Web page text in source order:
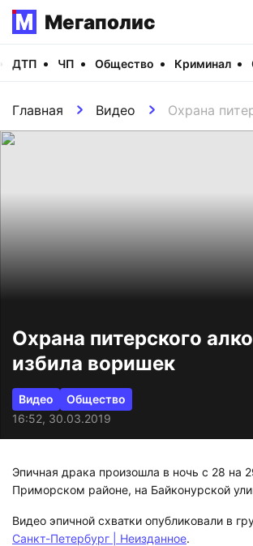
Мегаполис
ДТП ЧП Общество Криминал
Главная Видео Охрана
Охрана питерского
избила воришек
Видео
Общество
16:52, 30.03.2019
Эпичная драка произошла в ночь с 28 на
Приморском районе, на Байконурской
Видео эпичной схватки опубликовали в
Санкт-Петербург | Неизданное.